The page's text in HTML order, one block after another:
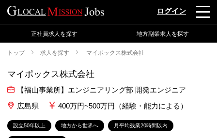
ログイン
正社員求人を探す 地方副業求人を探す
トップ 求人を探す マイポックス株式会社
マイポックス株式会社
【福山事業所】エンジニアリング部 開発エンジニア
広島県
400万円~500万円（経験・能力による）
設立50年以上 地方から世界へ 月平均残業20時間以内